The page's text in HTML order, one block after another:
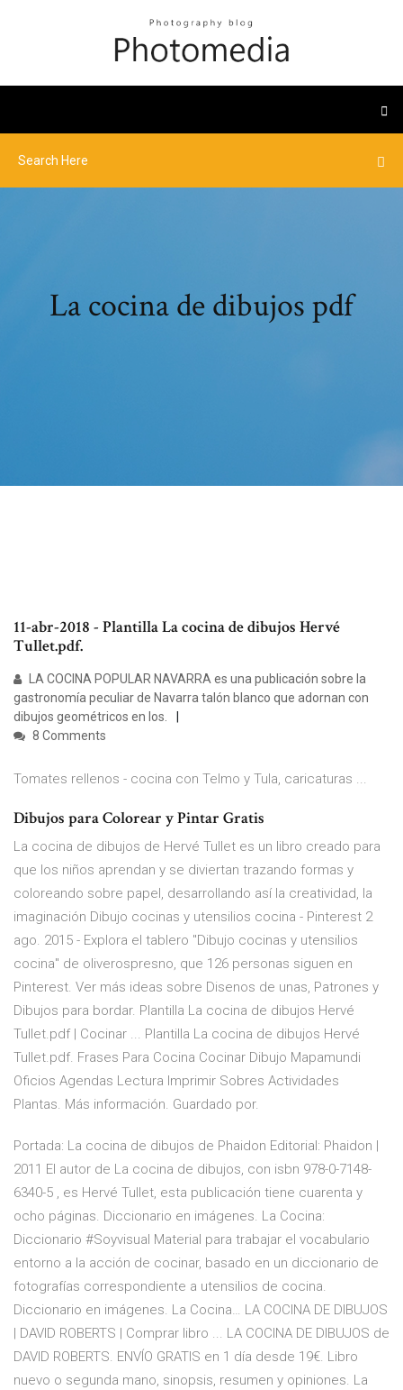
La cocina de dibujos pdf
11-abr-2018 - Plantilla La cocina de dibujos Hervé
Tullet.pdf.
LA COCINA POPULAR NAVARRA es una publicación sobre la
gastronomía peculiar de Navarra talón blanco que adornan con
dibujos geométricos en los.
8 Comments
Tomates rellenos - cocina con Telmo y Tula, caricaturas ...
Dibujos para Colorear y Pintar Gratis
La cocina de dibujos de Hervé Tullet es un libro creado para
que los niños aprendan y se diviertan trazando formas y
coloreando sobre papel, desarrollando así la creatividad, la
imaginación Dibujo cocinas y utensilios cocina - Pinterest 2
ago. 2015 - Explora el tablero "Dibujo cocinas y utensilios
cocina" de oliverospresno, que 126 personas siguen en
Pinterest. Ver más ideas sobre Disenos de unas, Patrones y
Dibujos para bordar. Plantilla La cocina de dibujos Hervé
Tullet.pdf | Cocinar ... Plantilla La cocina de dibujos Hervé
Tullet.pdf. Frases Para Cocina Cocinar Dibujo Mapamundi
Oficios Agendas Lectura Imprimir Sobres Actividades
Plantas. Más información. Guardado por.
Portada: La cocina de dibujos de Phaidon Editorial: Phaidon |
2011 El autor de La cocina de dibujos, con isbn 978-0-7148-
6340-5 , es Hervé Tullet, esta publicación tiene cuarenta y
ocho páginas. Diccionario en imágenes. La Cocina:
Diccionario #Soyvisual Material para trabajar el vocabulario
entorno a la acción de cocinar, basado en un diccionario de
fotografías correspondiente a utensilios de cocina.
Diccionario en imágenes. La Cocina… LA COCINA DE DIBUJOS
| DAVID ROBERTS | Comprar libro ... LA COCINA DE DIBUJOS de
DAVID ROBERTS. ENVÍO GRATIS en 1 día desde 19€. Libro
nuevo o segunda mano, sinopsis, resumen y opiniones. La